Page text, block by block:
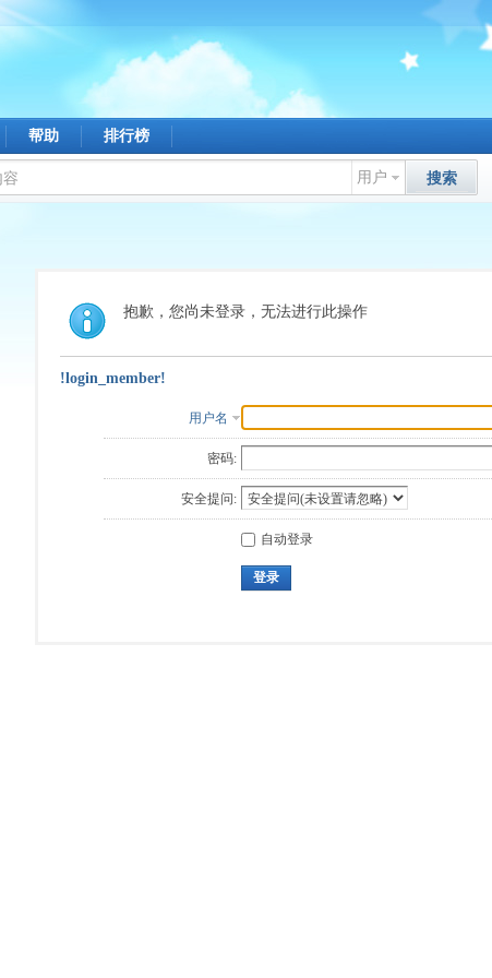
帮助 排行榜
用户 搜索
抱歉，您尚未登录，无法进行此操作
!login_member!
用户名
密码:
安全提问:
自动登录
登录